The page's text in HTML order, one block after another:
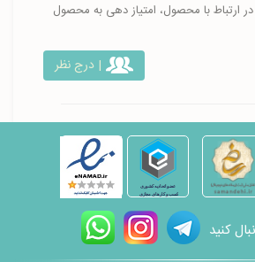
ارتباط با محصول، امتیاز دهی به محصول
| درج نظر
کنید